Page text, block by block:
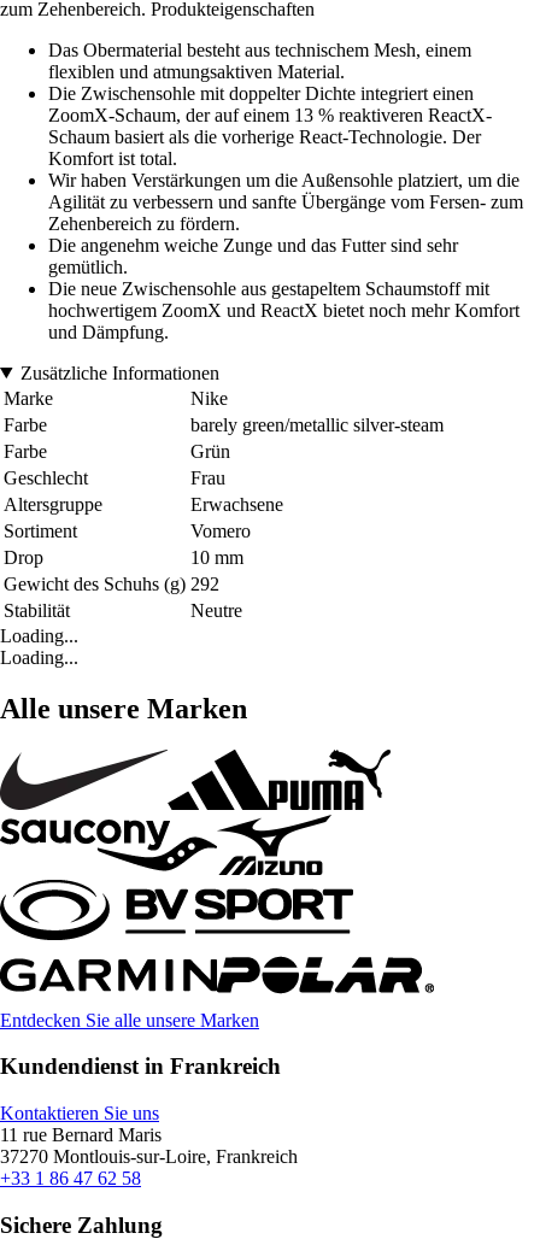
zum Zehenbereich. Produkteigenschaften
Das Obermaterial besteht aus technischem Mesh, einem
flexiblen und atmungsaktiven Material.
Die Zwischensohle mit doppelter Dichte integriert einen
ZoomX-Schaum, der auf einem 13 % reaktiveren ReactX-
Schaum basiert als die vorherige React-Technologie. Der
Komfort ist total.
Wir haben Verstärkungen um die Außensohle platziert, um die
Agilität zu verbessern und sanfte Übergänge vom Fersen- zum
Zehenbereich zu fördern.
Die angenehm weiche Zunge und das Futter sind sehr
gemütlich.
Die neue Zwischensohle aus gestapeltem Schaumstoff mit
hochwertigem ZoomX und ReactX bietet noch mehr Komfort
und Dämpfung.
Zusätzliche Informationen
Marke
Nike
Farbe
barely green/metallic silver-steam
Farbe
Grün
Geschlecht
Frau
Altersgruppe
Erwachsene
Sortiment
Vomero
Drop
10 mm
Gewicht des Schuhs (g) 292
Stabilität
Neutre
Loading...
Loading...
Alle unsere Marken
Entdecken Sie alle unsere Marken
Kundendienst in Frankreich
Kontaktieren Sie uns
11 rue Bernard Maris
37270 Montlouis-sur-Loire, Frankreich
+33 1 86 47 62 58
Sichere Zahlung